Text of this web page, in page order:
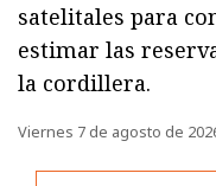
satelitales para
estimar las
la cordillera.
Viernes 7 de agosto de